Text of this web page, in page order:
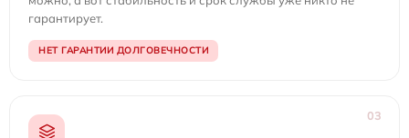
гарантирует.
НЕТ ГАРАНТИИ ДОЛГОВЕЧНОСТИ
03